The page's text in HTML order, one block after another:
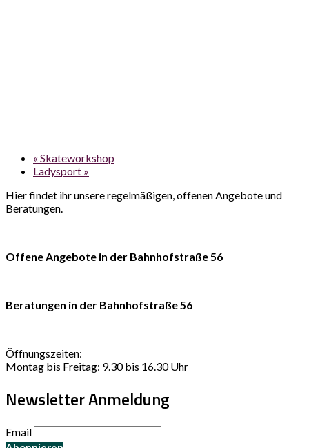
« Skateworkshop
Ladysport »
Hier findet ihr unsere regelmäßigen, offenen Angebote und
Beratungen.
Offene Angebote in der Bahnhofstraße 56
Beratungen in der Bahnhofstraße 56
Öffnungszeiten:
Montag bis Freitag: 9.30 bis 16.30 Uhr
Newsletter Anmeldung
Email